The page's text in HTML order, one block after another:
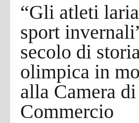
“Gli atleti
sport
secolo di storia
olimpica in
alla Camera di
Commercio